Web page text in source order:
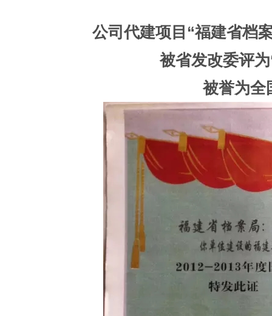
公司代建项目“福建省档
被省发改委评
被誉为全